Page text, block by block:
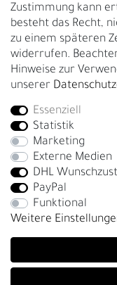
Garantie
GESCHÄFTSKUNDEN
B2B Geschäftskunden
Bei Fragen wenden Sie
Montag - Freitag, 09:00 -
Gürtelmanufaktur
Zustimmung kann
besteht das Recht,
zu einem späteren
widerrufen.
Hinweise zur
unserer
Essenziell
Statistik
Marketing
Externe Medien
DHL
PayPal
Funktional
Weitere